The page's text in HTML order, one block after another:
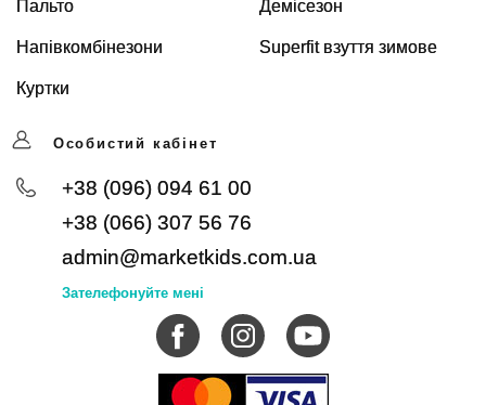
Пальто
Напівкомбінезони
Куртки
Демісезон
Superfit взуття зимове
Особистий кабінет
+38 (096) 094 61 00
+38 (066) 307 56 76
admin@marketkids.com.ua
Зателефонуйте мені